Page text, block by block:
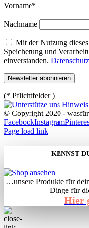
Vorname*
Nachname
Mit der Nutzung
Speicherung und
einverstanden.
(* Pflichtfelder )
© Copyright 2020 -
FacebookInstagram
Page load link
KENNST
…unsere Produkte für
Dinge für
Hier